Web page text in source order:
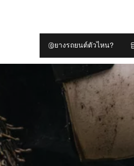
ยางรถยนต์ตัวไหน?